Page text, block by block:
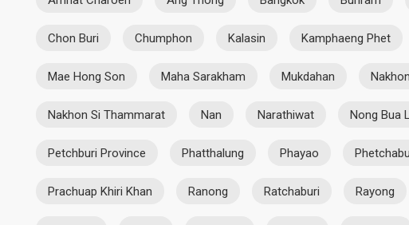
Chon Buri Chumphon Kalasin Kamphaeng Phet
Mae Hong Son Maha Sarakham Mukdahan
Nakhon Si Thammarat Nan Narathiwat Nong Bua
Petchburi Province Phatthalung Phayao
Prachuap Khiri Khan Ranong Ratchaburi Rayong